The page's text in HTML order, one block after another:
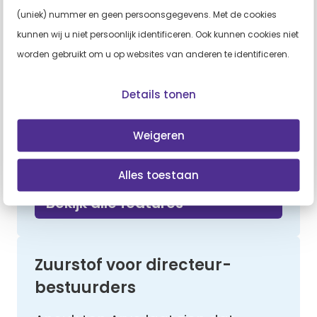
(uniek) nummer en geen persoonsgegevens. Met de cookies
kunnen wij u niet persoonlijk identificeren. Ook kunnen cookies niet
worden gebruikt om u op websites van anderen te identificeren.
Details tonen
Weigeren
Alles toestaan
Anouk ten Arve, Expert
Arbeid en Gezondheid, weet
alles over vitaal werken,
haar voor een (online) lezing
of interactieve workshop.
Workshop, Algemeen
Bekijk alle features
Zuurstof voor directeur-
bestuurders